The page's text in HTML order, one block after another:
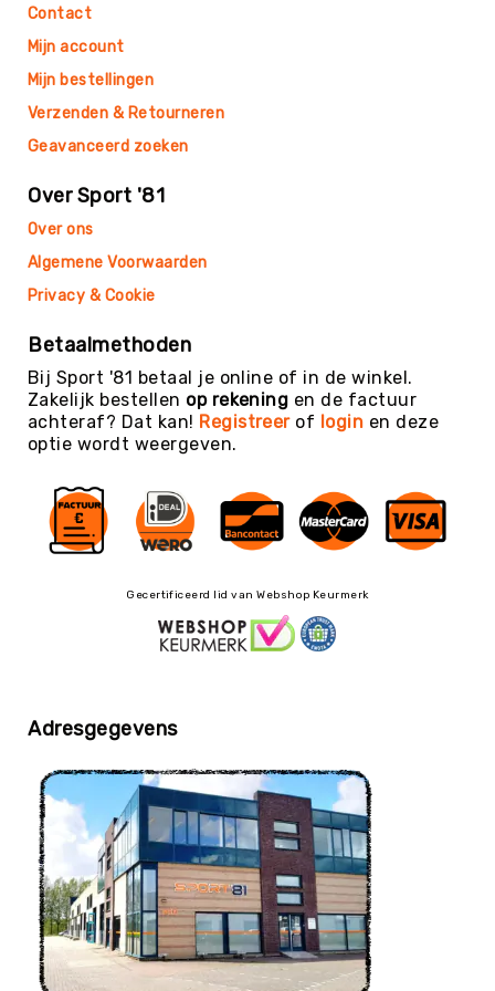
Tennis
Trampolinespringen
Trefbal
Trendsporten
/
&
Zelfverdediging
Volleybal
Waterpolo
Yoga
&
Yogamatten
Yoga
Bolsters
Accessoires
KinderYoga
Pakketten
reiniging
Zaalvoetbal
Zaalvoetballen
Zeskamp
Zwemmen
BALLEN
Sportballen
American
Contact
Mijn account
Mijn bestellingen
Verzenden & Retourneren
Geavanceerd zoeken
Over Sport '81
Over ons
Algemene Voorwaarden
Privacy & Cookie
Betaalmethoden
Bij Sport '81 betaal je online of in de winkel.
Zakelijk bestellen op rekening en de factuur
achteraf? Dat kan! Registreerof login en deze
optie wordt weergeven.
Gecertificeerd lid van Webshop Keurmerk
Adresgegevens